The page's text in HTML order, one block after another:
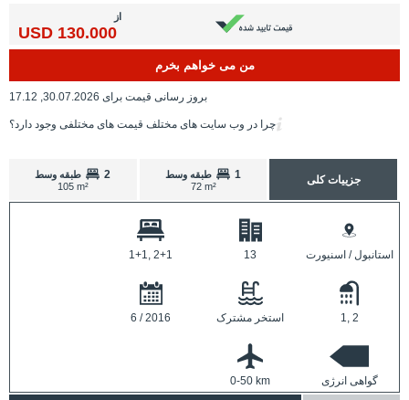
از
130.000 USD
من می خواهم بخرم
بروز رسانی قیمت برای 30.07.2026, 17.12
چرا در وب سایت های مختلف قیمت های مختلفی وجود دارد؟
جزییات کلی 1
طبقه وسط
72 m²
2
طبقه وسط
105 m²
استانبول / اسنیورت 13
1+1, 2+1
1, 2 استخر مشترک 6 / 2016
گواهی انرژی 0-50 km